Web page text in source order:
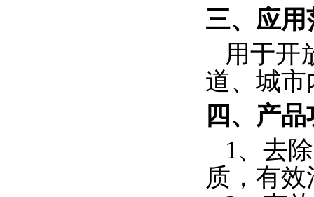
三、 应用
用于开
道、城
四、 产品
1、 去
质，有